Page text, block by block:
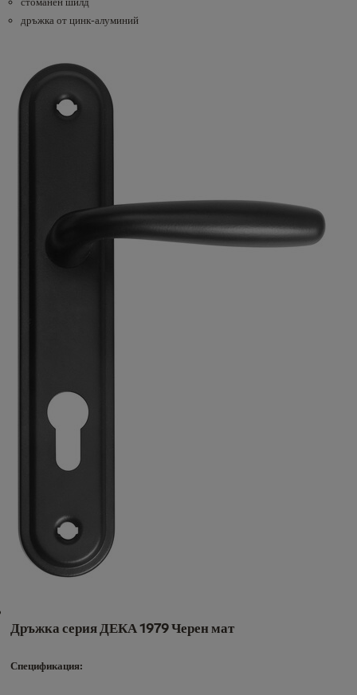
дръжка от цинк-алуминий
Дръжка серия ДЕКА 1979 Черен мат
Спецификация: